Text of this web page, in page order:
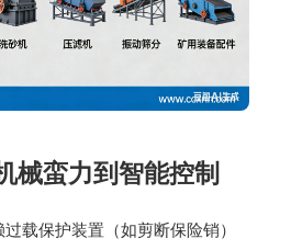
械蛮力到智能控制
载保护装置（如剪断保险销）